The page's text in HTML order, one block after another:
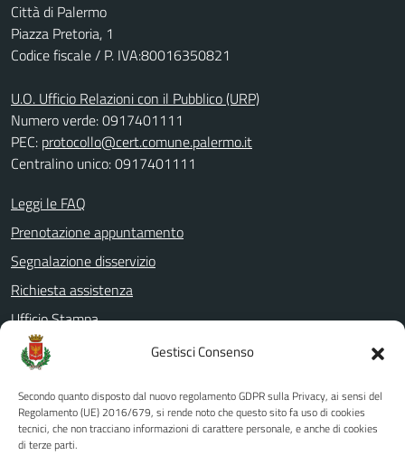
Gestisci Consenso
Secondo quanto disposto dal nuovo regolamento GDPR sulla Privacy, ai sensi del
Regolamento (UE) 2016/679, si rende noto che questo sito fa uso di cookies
tecnici, che non tracciano informazioni di carattere personale, e anche di cookies
di terze parti.
Città di Palermo
Piazza Pretoria, 1
Codice fiscale / P. IVA:80016350821
U.O. Ufficio Relazioni con il Pubblico (URP)
Numero verde: 0917401111
PEC: protocollo@cert.comune.palermo.it
Centralino unico: 0917401111
Leggi le FAQ
Prenotazione appuntamento
Segnalazione disservizio
Richiesta assistenza
Ufficio Stampa
Amministrazione Trasparente
Albo pretorio
Informativa privacy
Note legali